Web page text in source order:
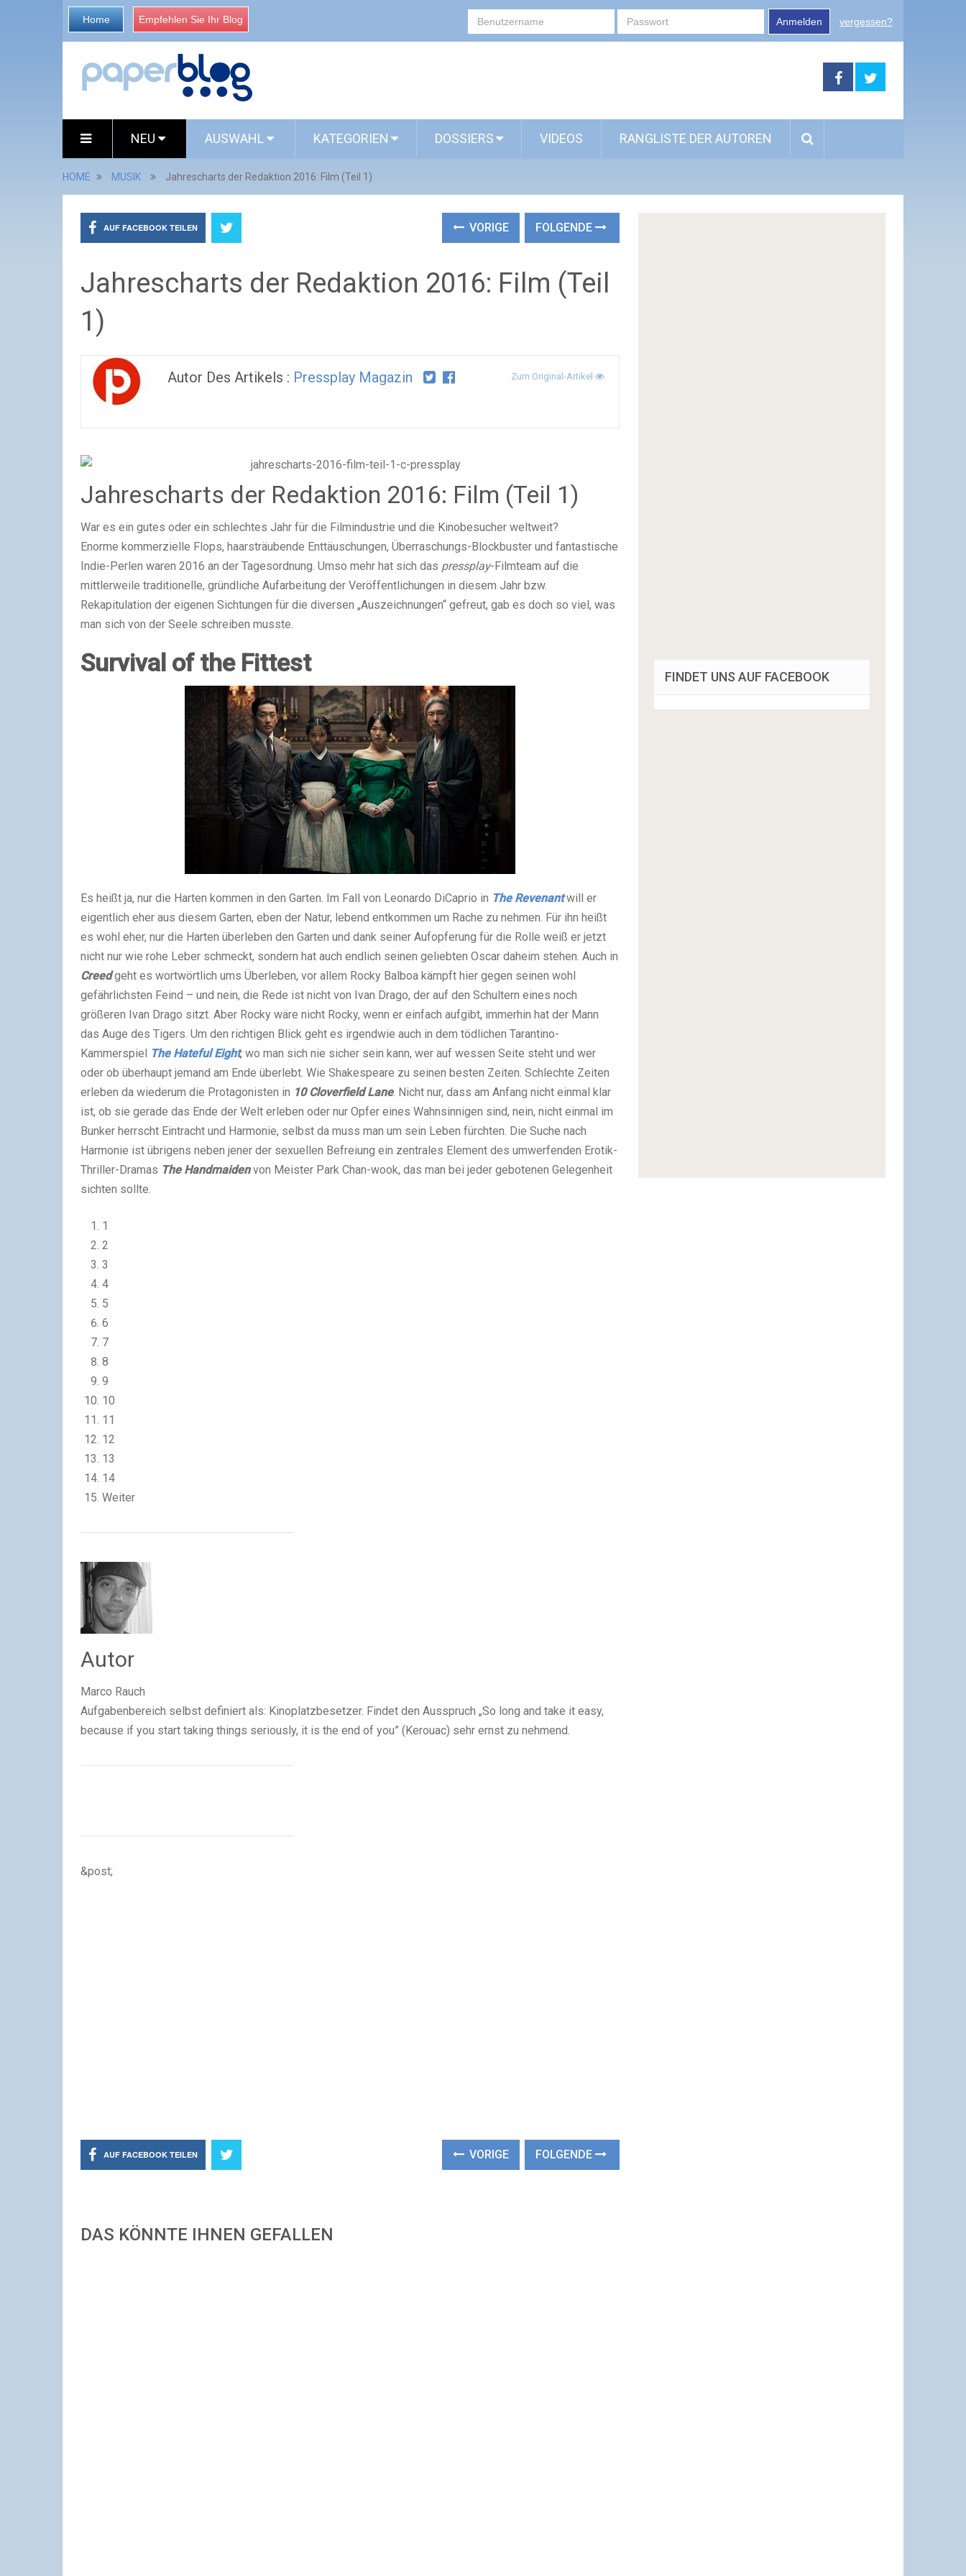
Home Empfehlen Sie Ihr Blog Anmelden vergessen?
NEU AUSWAHL KATEGORIEN DOSSIERS VIDEOS RANGLISTE DER AUTOREN
HOME MUSIK Jahrescharts der Redaktion 2016: Film (Teil 1)
AUF FACEBOOK TEILEN VORIGE FOLGENDE
Jahrescharts der Redaktion 2016: Film (Teil
1)
Autor Des Artikels : Pressplay Magazin Zum Original-Artikel
Jahrescharts der Redaktion 2016: Film (Teil 1)
War es ein gutes oder ein schlechtes Jahr für die Filmindustrie und die Kinobesucher weltweit?
Enorme kommerzielle Flops, haarsträubende Enttäuschungen, Überraschungs-Blockbuster und fantastische
Indie-Perlen waren 2016 an der Tagesordnung. Umso mehr hat sich das pressplay-Filmteam auf die
mittlerweile traditionelle, gründliche Aufarbeitung der Veröffentlichungen in diesem Jahr bzw.
Rekapitulation der eigenen Sichtungen für die diversen „Auszeichnungen“ gefreut, gab es doch so viel, was
man sich von der Seele schreiben musste.
Survival of the Fittest
Es heißt ja, nur die Harten kommen in den Garten. Im Fall von Leonardo DiCaprio in The Revenantwill er
eigentlich eher aus diesem Garten, eben der Natur, lebend entkommen um Rache zu nehmen. Für ihn heißt
es wohl eher, nur die Harten überleben den Garten und dank seiner Aufopferung für die Rolle weiß er jetzt
nicht nur wie rohe Leber schmeckt, sondern hat auch endlich seinen geliebten Oscar daheim stehen. Auch in
Creedgeht es wortwörtlich ums Überleben, vor allem Rocky Balboa kämpft hier gegen seinen wohl
gefährlichsten Feind – und nein, die Rede ist nicht von Ivan Drago, der auf den Schultern eines noch
größeren Ivan Drago sitzt. Aber Rocky wäre nicht Rocky, wenn er einfach aufgibt, immerhin hat der Mann
das Auge des Tigers. Um den richtigen Blick geht es irgendwie auch in dem tödlichen Tarantino-
Kammerspiel The Hateful Eight, wo man sich nie sicher sein kann, wer auf wessen Seite steht und wer
oder ob überhaupt jemand am Ende überlebt. Wie Shakespeare zu seinen besten Zeiten. Schlechte Zeiten
erleben da wiederum die Protagonisten in 10 Cloverfield Lane. Nicht nur, dass am Anfang nicht einmal klar
ist, ob sie gerade das Ende der Welt erleben oder nur Opfer eines Wahnsinnigen sind, nein, nicht einmal im
Bunker herrscht Eintracht und Harmonie, selbst da muss man um sein Leben fürchten. Die Suche nach
Harmonie ist übrigens neben jener der sexuellen Befreiung ein zentrales Element des umwerfenden Erotik-
Thriller-Dramas The Handmaidenvon Meister Park Chan-wook, das man bei jeder gebotenen Gelegenheit
sichten sollte.
1
2
3
4
5
6
7
8
9
10
11
12
13
14
Weiter
Autor
Marco Rauch
Aufgabenbereich selbst definiert als: Kinoplatzbesetzer. Findet den Ausspruch „So long and take it easy,
because if you start taking things seriously, it is the end of you” (Kerouac) sehr ernst zu nehmend.
&post;
AUF FACEBOOK TEILEN VORIGE FOLGENDE
DAS KÖNNTE IHNEN GEFALLEN
FINDET UNS AUF FACEBOOK